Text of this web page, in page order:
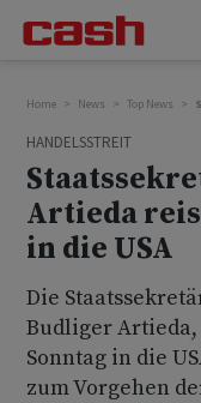
Home News Top News
HANDELSSTREIT
Artieda
in die USA
Die
Budliger
Sonntag in die
zum Vorgehen